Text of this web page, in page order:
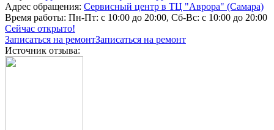
Адрес обращения: Сервисный центр в ТЦ "Аврора" (Самара)
Время работы: Пн-Пт: с 10:00 до 20:00, Сб-Вс: с 10:00 до 20:00
Сейчас открыто!
Записаться на ремонтЗаписаться на ремонт
Источник отзыва: